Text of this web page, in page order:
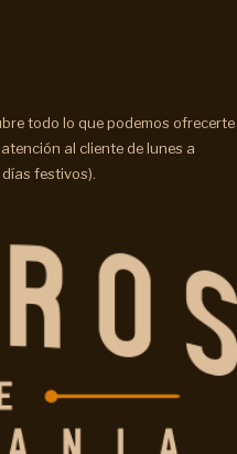
todo lo que podemos ofrecerte
al cliente de lunes a
festivos).